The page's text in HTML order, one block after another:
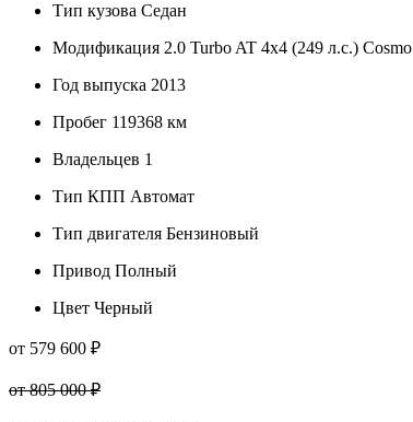
Тип кузова Седан
Модификация 2.0 Turbo AT 4x4 (249 л.с.) Cosmo
Год выпуска 2013
Пробег 119368 км
Владельцев 1
Тип КПП Автомат
Тип двигателя Бензиновый
Привод Полный
Цвет Черный
от 579 600 ₽
от 805 000 ₽